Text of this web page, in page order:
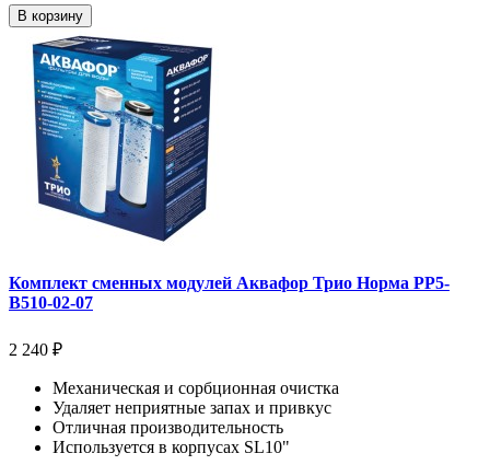
В корзину
Комплект сменных модулей Аквафор Трио Норма РР5-
В510-02-07
2 240 ₽
Механическая и сорбционная очистка
Удаляет неприятные запах и привкус
Отличная производительность
Используется в корпусах SL10"